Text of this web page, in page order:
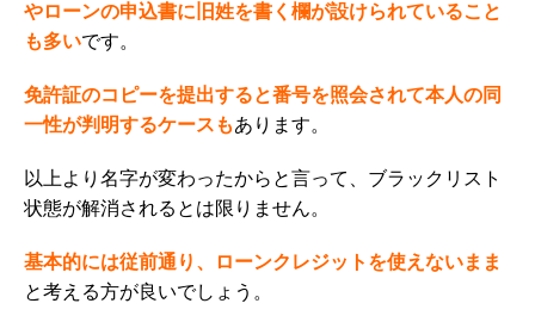
やローンの申込書に旧姓を書く欄が設けられていること
も多いです。
免許証のコピーを提出すると番号を照会されて本人の同
一性が判明するケースもあります。
以上より名字が変わったからと言って、ブラックリスト
状態が解消されるとは限りません。
基本的には従前通り、ローンクレジットを使えないまま
と考える方が良いでしょう。